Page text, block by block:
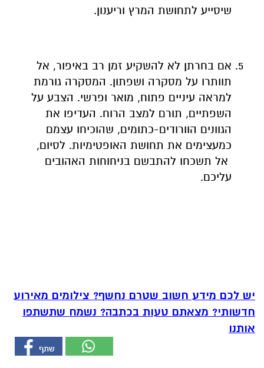
שיסייע לתחושת המרץ וריענון.
אם בחרתן לא להשקיע זמן רב באיפור, אל
תוותרו על מסקרה ושפתון. המסקרה גורמת
למראה עיניים פתוח, מואר ופרשי. הצבע על
השפתיים, תורם למצב הרוח. העדיפו את
הגוונים הוורודים-כתומים, שהוכיחו עצמם
כמעצימים את תחושת האופטימיות. לסיום,
אל תשכחו להתבשם בניחוחות האהובים
עליכם.
יש לכם מידע חשוב שטרם נחשף? צילומים מאירוע
חדשותי? מצאתם טעות בכתבה? נשמח שתשתפו
אותנו